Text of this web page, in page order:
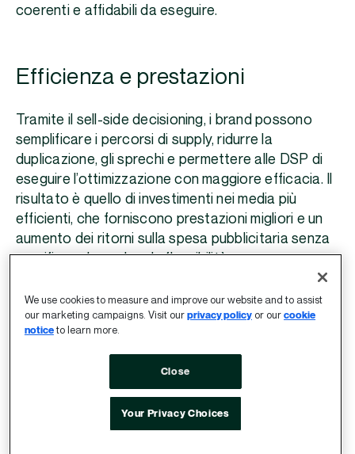
coerenti e affidabili da eseguire.
Efficienza e prestazioni
Tramite il sell-side decisioning, i brand possono
semplificare i percorsi di supply, ridurre la
duplicazione, gli sprechi e permettere alle DSP di
eseguire l’ottimizzazione con maggiore efficacia. Il
risultato è quello di investimenti nei media più
efficienti, che forniscono prestazioni migliori e un
aumento dei ritorni sulla spesa pubblicitaria senza
sacrificare la scala o la flessibilità.
“Quando i marketer contrattano direttamente con
l’SSP preferita, ottengono l’abilità di modellare il
Index Exchange, nel report di ANA “Understanding
the Role of Direct Contracts in the Programmatic
We use cookies to measure and improve our website and to assist
our marketing campaigns. Visit our privacy policy or ourcookie
noticeto learn more.
Close
Your Privacy Choices